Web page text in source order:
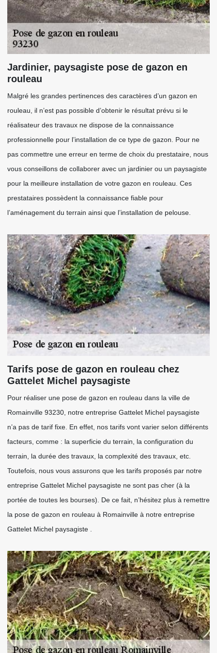
Jardinier, paysagiste pose de gazon en
rouleau
Malgré les grandes pertinences des caractères d’un gazon en
rouleau, il n’est pas possible d’obtenir le résultat prévu si le
réalisateur des travaux ne dispose de la connaissance
professionnelle pour l’installation de ce type de gazon. Pour ne
pas commettre une erreur en terme de choix du prestataire, nous
vous conseillons de collaborer avec un jardinier ou un paysagiste
pour la meilleure installation de votre gazon en rouleau. Ces
prestataires possèdent la connaissance fiable pour
l’aménagement du terrain ainsi que l’installation de pelouse.
Tarifs pose de gazon en rouleau chez
Gattelet Michel paysagiste
Pour réaliser une pose de gazon en rouleau dans la ville de
Romainville 93230, notre entreprise Gattelet Michel paysagiste
n’a pas de tarif fixe. En effet, nos tarifs vont varier selon différents
facteurs, comme : la superficie du terrain, la configuration du
terrain, la durée des travaux, la complexité des travaux, etc.
Toutefois, nous vous assurons que les tarifs proposés par notre
entreprise Gattelet Michel paysagiste ne sont pas cher (à la
portée de toutes les bourses). De ce fait, n’hésitez plus à remettre
la pose de gazon en rouleau à Romainville à notre entreprise
Gattelet Michel paysagiste .